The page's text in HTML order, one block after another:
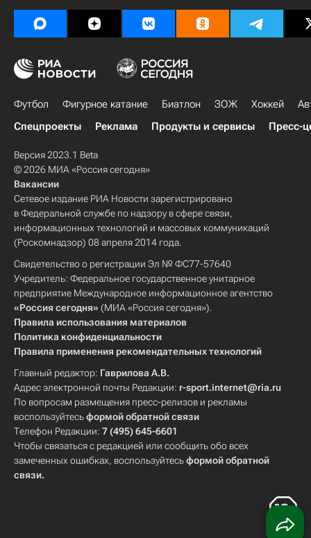
Футбол Фигурное катание Биатлон ЗОЖ Хоккей
Спецпроекты
Реклама Продукты и сервисы Пресс-
Версия 2023.1 Beta
© 2026 МИА «Россия сегодня»
Вакансии
Сетевое издание РИА Новости зарегистрировано
в Федеральной службе по надзору в сфере связи,
информационных технологий и массовых коммуникаций
(Роскомнадзор) 08 апреля 2014 года.
Свидетельство о регистрации Эл № ФС77-57640
Учредитель: Федеральное государственное унитарное
предприятие Международное информационное агентство
«Россия сегодня» (МИА «Россия сегодня»).
Правила использования материалов
Политика конфиденциальности
Правила применения рекомендательных технологий
Главный редактор: Гаврилова А.В.
Адрес электронной почты Редакции: r-sport.internet@ria.ru
По вопросам размещения пресс-релизов и рекламы
воспользуйтесьформой обратной связи
Телефон Редакции: 7 (495) 645-6601
Чтобы связаться с редакцией или сообщить обо всех
замеченных ошибках, воспользуйтесьформой обратной
связи.